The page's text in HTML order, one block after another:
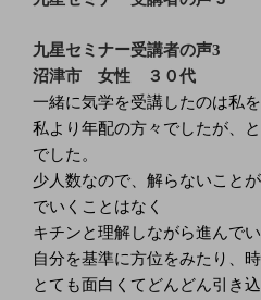
九星セミナー受講者の声3
沼津市 女性 ３０代
一緒に気学を受講したのは私
私より年配の方々でしたが、
でした。
少人数なので、解らないこと
でいくことはなく
キチンと理解しながら進んでい
自分を基準に方位をみたり、
とても面白くてどんどん引き